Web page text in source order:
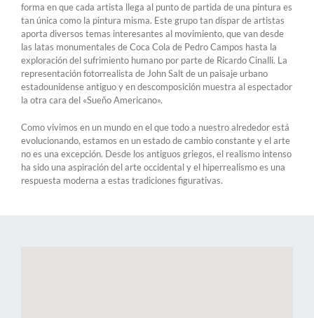
forma en que cada artista llega al punto de partida de una pintura es
tan única como la pintura misma. Este grupo tan dispar de artistas
aporta diversos temas interesantes al movimiento, que van desde
las latas monumentales de Coca Cola de Pedro Campos hasta la
exploración del sufrimiento humano por parte de Ricardo Cinalli. La
representación fotorrealista de John Salt de un paisaje urbano
estadounidense antiguo y en descomposición muestra al espectador
la otra cara del «Sueño Americano».
Como vivimos en un mundo en el que todo a nuestro alrededor está
evolucionando, estamos en un estado de cambio constante y el arte
no es una excepción. Desde los antiguos griegos, el realismo intenso
ha sido una aspiración del arte occidental y el hiperrealismo es una
respuesta moderna a estas tradiciones figurativas.